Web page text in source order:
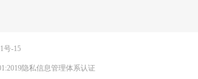
号-15
隐私信息管理体系认证